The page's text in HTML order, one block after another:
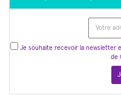
Je souhaite recevoir la newsletter
de